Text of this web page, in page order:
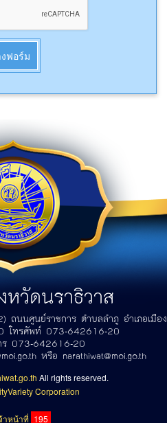
ฟอร์ม
หวัดนราธิวาส
ถนนศูนย์ราชการ ตำบลลำภู อำเภอเมือง
โทรศัพท์ 073-642616-20
ร 073-642616-20
หรือ narathiwat@moi.go.th
All rights reserved.
Corporation
าหน้าที่ 195